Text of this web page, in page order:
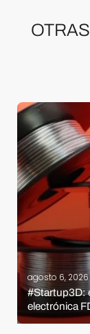
agosto 6, 2026
#Startup3D:
electrónica